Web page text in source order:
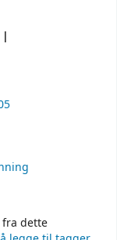
dette